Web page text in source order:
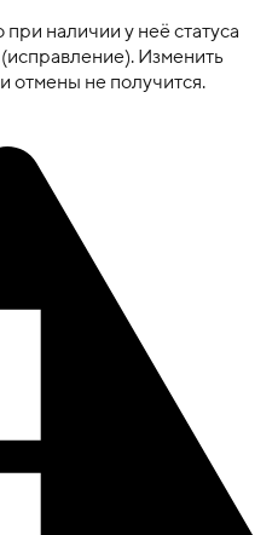
наличии у неё статуса
(исправление). Изменить
отмены не получится.